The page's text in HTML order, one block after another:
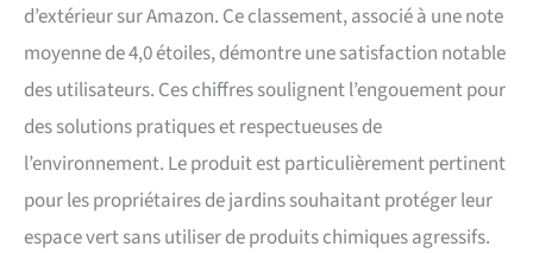
d’extérieur sur Amazon. Ce classement, associé à une note
moyenne de 4,0 étoiles, démontre une satisfaction notable
des utilisateurs. Ces chiffres soulignent l’engouement pour
des solutions pratiques et respectueuses de
l’environnement. Le produit est particulièrement pertinent
pour les propriétaires de jardins souhaitant protéger leur
espace vert sans utiliser de produits chimiques agressifs.